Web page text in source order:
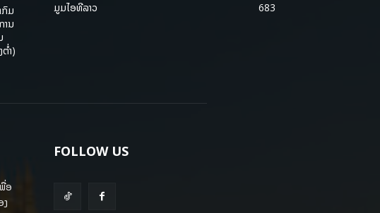
ກົມ
ານ
າ)
ມູມໄອທີລາວ
683
ອ
FOLLOW US